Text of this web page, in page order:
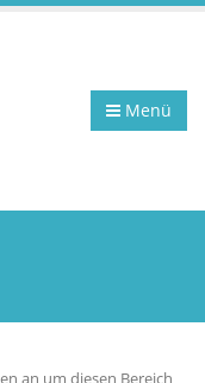
Menü
an um diesen Bereich